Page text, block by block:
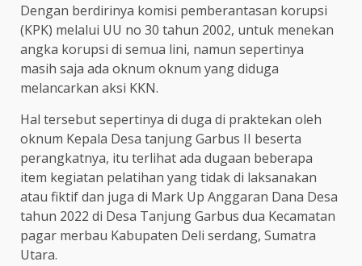
Dengan berdirinya komisi pemberantasan korupsi
(KPK) melalui UU no 30 tahun 2002, untuk menekan
angka korupsi di semua lini, namun sepertinya
masih saja ada oknum oknum yang diduga
melancarkan aksi KKN.
Hal tersebut sepertinya di duga di praktekan oleh
oknum Kepala Desa tanjung Garbus II beserta
perangkatnya, itu terlihat ada dugaan beberapa
item kegiatan pelatihan yang tidak di laksanakan
atau fiktif dan juga di Mark Up Anggaran Dana Desa
tahun 2022 di Desa Tanjung Garbus dua Kecamatan
pagar merbau Kabupaten Deli serdang, Sumatra
Utara.